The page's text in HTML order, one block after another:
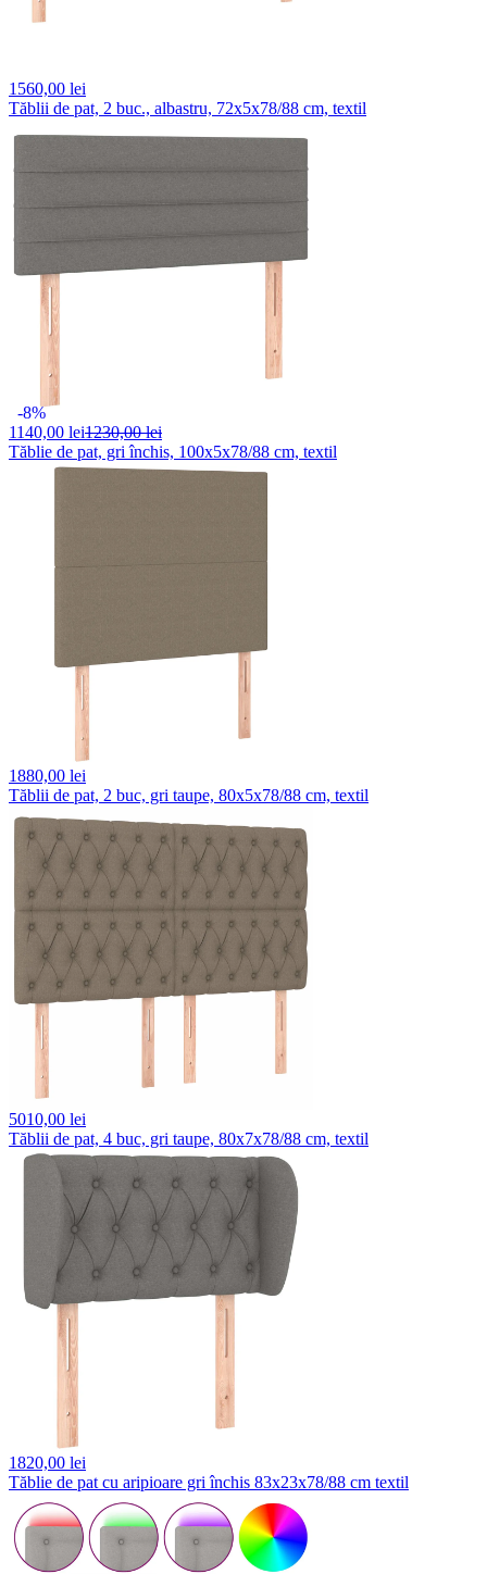
1560,00 lei
Tăblii de pat, 2 buc., albastru, 72x5x78/88 cm, textil
-8%
1140,00 lei1230,00 lei
Tăblie de pat, gri închis, 100x5x78/88 cm, textil
1880,00 lei
Tăblii de pat, 2 buc, gri taupe, 80x5x78/88 cm, textil
5010,00 lei
Tăblii de pat, 4 buc, gri taupe, 80x7x78/88 cm, textil
1820,00 lei
Tăblie de pat cu aripioare gri închis 83x23x78/88 cm textil